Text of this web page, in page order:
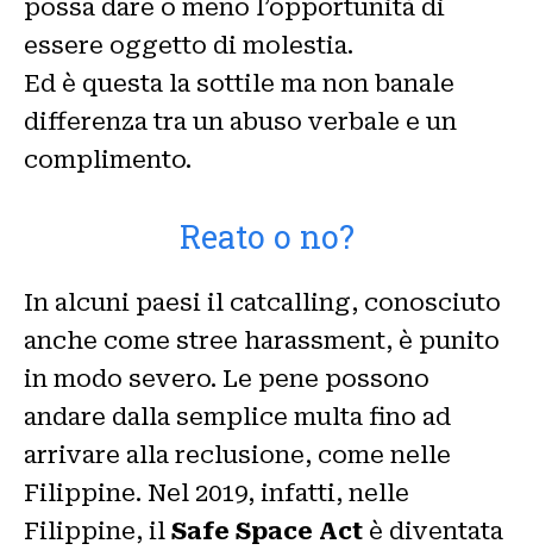
possa dare o meno l’opportunità di
essere oggetto di molestia.
Ed è questa la sottile ma non banale
differenza tra un abuso verbale e un
complimento.
Reato o no?
In alcuni paesi il catcalling, conosciuto
anche come stree harassment, è punito
in modo severo. Le pene possono
andare dalla semplice multa fino ad
arrivare alla reclusione, come nelle
Filippine. Nel 2019, infatti, nelle
Filippine, il Safe Space Act è diventata